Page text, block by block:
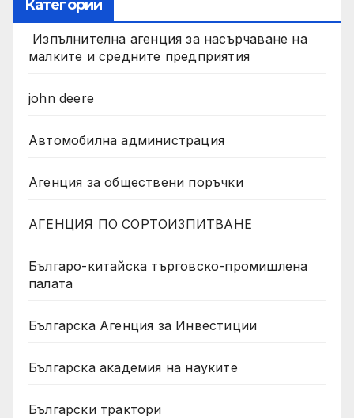
Категории
Изпълнителна агенция за насърчаване на
малките и средните предприятия
john deere
Автомобилна администрация
Агенция за обществени поръчки
АГЕНЦИЯ ПО СОРТОИЗПИТВАНЕ
Българо-китайска търговско-промишлена
палата
Българска Агенция за Инвестиции
Българска академия на науките
Български трактори